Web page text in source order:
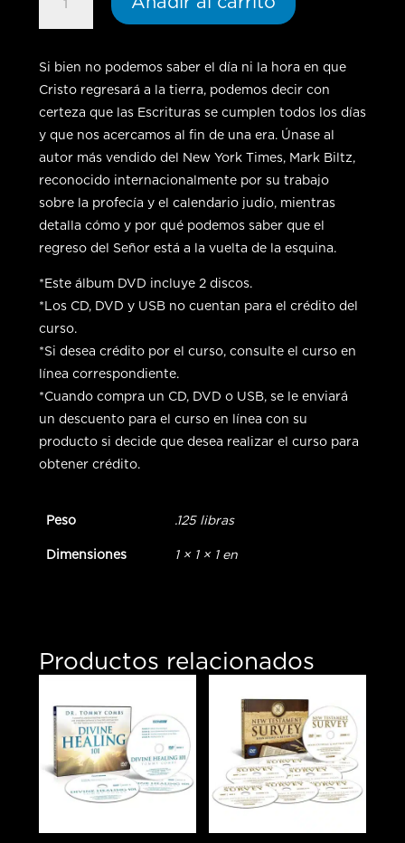
Imminent
Si bien no podemos saber el día ni la hora en que
Cristo regresará a la tierra, podemos decir con
certeza que las Escrituras se cumplen todos los días
y que nos acercamos al fin de una era. Únase al
autor más vendido del New York Times, Mark Biltz,
reconocido internacionalmente por su trabajo
sobre la profecía y el calendario judío, mientras
detalla cómo y por qué podemos saber que el
regreso del Señor está a la vuelta de la esquina.
*Este álbum DVD incluye 2 discos.
*Los CD, DVD y USB no cuentan para el crédito del
curso.
*Si desea crédito por el curso, consulte el curso en
línea correspondiente.
*Cuando compra un CD, DVD o USB, se le enviará
un descuento para el curso en línea con su
producto si decide que desea realizar el curso para
obtener crédito.
Peso .125 libras
Dimensiones 1 × 1 × 1 en
Productos relacionados